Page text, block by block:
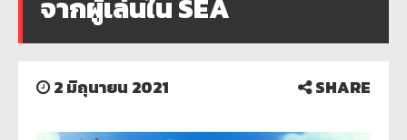
จากผู้เล่นใน SEA
2 มิถุนายน 2021 SHARE